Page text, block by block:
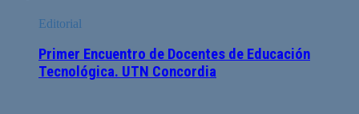
Editorial
Primer Encuentro de Docentes de Educación
Tecnológica. UTN Concordia